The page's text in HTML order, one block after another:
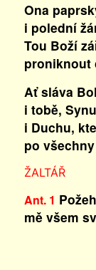
Ona
i polední
Tou Boží
proniknout
Ať sláva
i tobě,
i Duchu,
po
ŽALTÁŘ
Ant. 1
mě všem